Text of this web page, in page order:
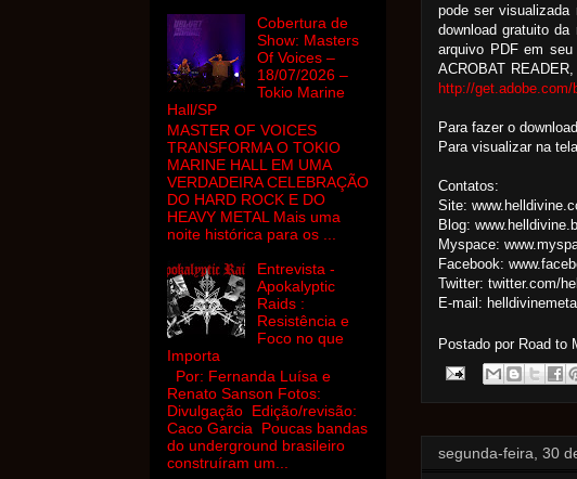
pode ser visualizada
download gratuito
arquivo PDF em seu
ACROBAT
http://get.adobe.com/
Para fazer o
Para visualizar na
Contatos:
Site:
Blog:
Myspace:
Facebook:
Twitter: twitter.com/
E-mail:
Postado por Road to
segunda-feira, 30
Cobertura de
Show: Masters
Of Voices –
18/07/2026 –
Tokio Marine
Hall/SP
MASTER OF VOICES
TRANSFORMA O TOKIO
MARINE HALL EM UMA
VERDADEIRA CELEBRAÇÃO
DO HARD ROCK E DO
HEAVY METAL Mais uma
noite histórica para os ...
Entrevista -
Apokalyptic
Raids :
Resistência e
Foco no que
Importa
Por: Fernanda Luísa e
Renato Sanson Fotos:
Divulgação Edição/revisão:
Caco Garcia Poucas bandas
do underground brasileiro
construíram um...